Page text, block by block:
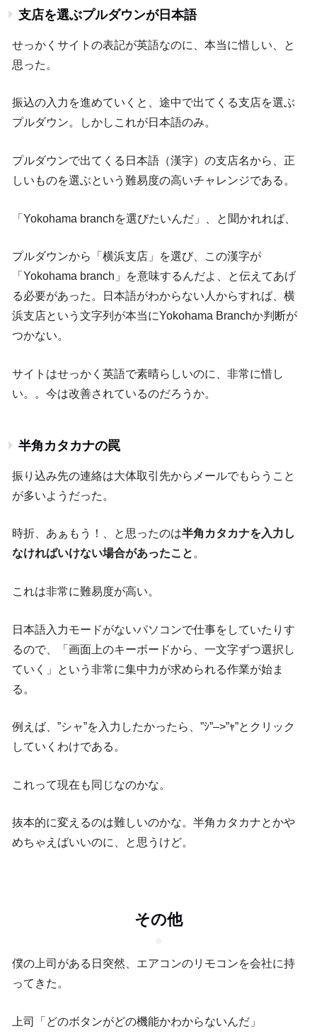
支店を選ぶプルダウンが日本語
せっかくサイトの表記が英語なのに、本当に惜しい、と
思った。
振込の入力を進めていくと、途中で出てくる支店を選ぶ
プルダウン。しかしこれが日本語のみ。
プルダウンで出てくる日本語（漢字）の支店名から、正
しいものを選ぶという難易度の高いチャレンジである。
「Yokohama branchを選びたいんだ」、と聞かれれば、
プルダウンから「横浜支店」を選び、この漢字が
「Yokohama branch」を意味するんだよ、と伝えてあげ
る必要があった。日本語がわからない人からすれば、横
浜支店という文字列が本当にYokohama Branchか判断が
つかない。
サイトはせっかく英語で素晴らしいのに、非常に惜し
い。。今は改善されているのだろうか。
半角カタカナの罠
振り込み先の連絡は大体取引先からメールでもらうこと
が多いようだった。
時折、あぁもう！、と思ったのは半角カタカナを入力し
なければいけない場合があったこと 。
これは非常に難易度が高い。
日本語入力モードがないパソコンで仕事をしていたりす
るので、「画面上のキーボードから、一文字ずつ選択し
ていく」という非常に集中力が求められる作業が始ま
る。
例えば、”シャ”を入力したかったら、”ｼ”–>”ｬ”とクリック
していくわけである。
これって現在も同じなのかな。
抜本的に変えるのは難しいのかな。半角カタカナとかや
めちゃえばいいのに、と思うけど。
その他
僕の上司がある日突然、エアコンのリモコンを会社に持
ってきた。
上司「どのボタンがどの機能かわからないんだ」